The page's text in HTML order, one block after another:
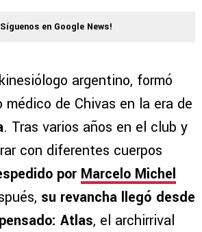
en Google News!
argentino, formó
médico de Chivas en la era de
. Tras varios años en el club y
con diferentes cuerpos
por Marcelo Michel
su revancha llegó desde
Atlas, el archirrival